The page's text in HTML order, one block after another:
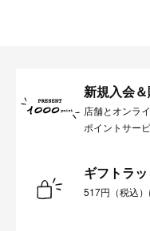
新規入会
店舗とオンラ
ポイントサー
ギフトラ
517円（税込